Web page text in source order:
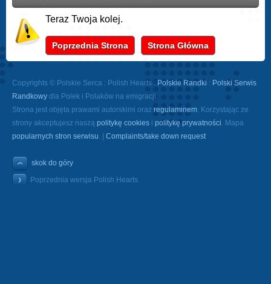
Teraz Twoja kolej.
Poprzednia Strona Strona Główna
Copyrights © Polskie Serca : Polish Hearts : Polskie Randki : Polski Serwis
Randkowy dla Polek i Polaków na emigracji.
Strona jest objęta prawami autorskimi oraz regulaminem. Korzystając ze
strony akceptujesz naszą politykę cookies i politykę prywatności. Mapa
popularnych stron serwisu. | Complaints/take down request
skok do góry
Poprzednia wersja Polish Hearts